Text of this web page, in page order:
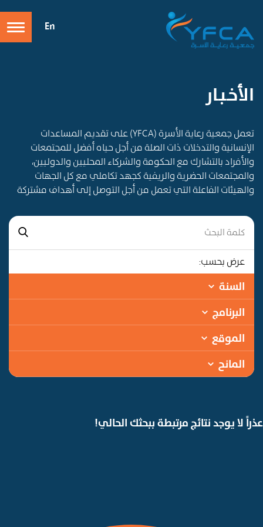
En
الأخـبـار
تعمل جمعية رعاية الأسرة (YFCA) على تقديم المساعدات
الإنسانية والتدخلات ذات الصلة من أجل حياه أفضل للمجتمعات
والأفراد بالتشارك مع الحكومة والشركاء المحليين والدوليين،
والمجتمعات الحضرية والريفية كجهد تكاملي مع كل الجهات
والهيئات الفاعلة التي تعمل من أجل التوصل إلى أهداف مشتركة
عرض بحسب:
السنة
البرنامج
الموقع
المانح
عذراً لا يوجد نتائج مرتبطة ببحثك الحالي!